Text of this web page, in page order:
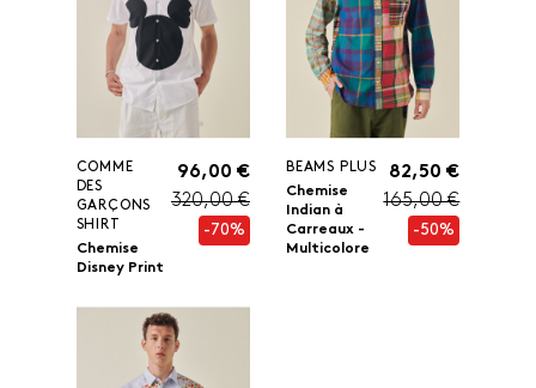
COMME
DES
GARÇONS
SHIRT
Chemise
Disney Print
96,00 €
320,00 €
-70%
BEAMS PLUS
Chemise
Indian à
Carreaux -
Multicolore
82,50 €
165,00 €
-50%